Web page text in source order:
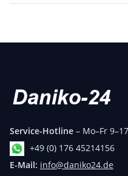
Service-Hotline – Mo–Fr
+49 (0) 176 45214156
E-Mail: info@daniko24.de